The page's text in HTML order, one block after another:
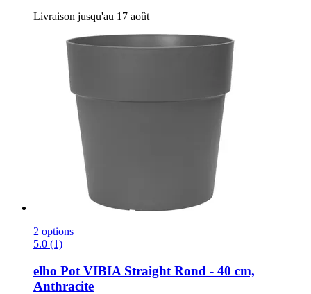
Livraison jusqu'au 17 août
2 options
5.0 (1)
elho Pot VIBIA Straight Rond -​ 40 cm,
Anthracite